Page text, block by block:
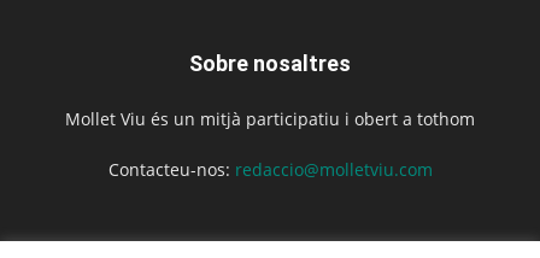
Sobre nosaltres
Mollet Viu és un mitjà participatiu i obert a tothom
Contacteu-nos: redaccio@molletviu.com